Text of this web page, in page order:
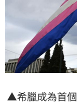
▲希臘成為首個